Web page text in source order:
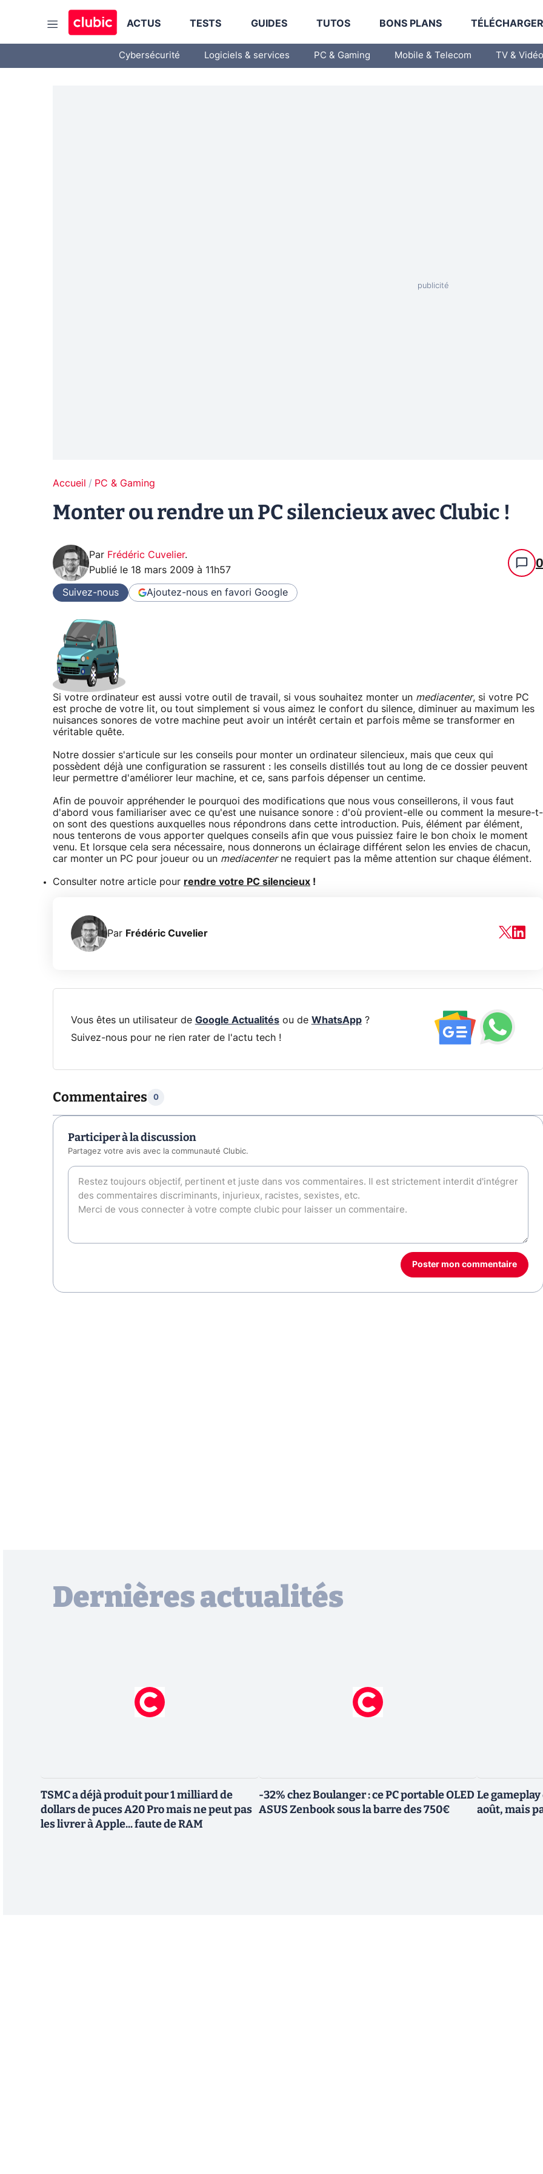
ACTUS TESTS GUIDES TUTOS BONS PLANS
Cybersécurité Logiciels & services PC & Gaming Mobile & Telecom TV & Vidéo
Accueil PC & Gaming
Monter ou rendre un PC silencieux avec Clubic !
Par Frédéric Cuvelier.
Publié le 18 mars 2009 à 11h57 0
Suivez-nous Ajoutez-nous en favori Google
Si votre ordinateur est aussi votre outil de travail, si vous souhaitez monter un mediacenter, si votre PC
est proche de votre lit, ou tout simplement si vous aimez le confort du silence, diminuer au maximum les
nuisances sonores de votre machine peut avoir un intérêt certain et parfois même se transformer en
véritable quête.
Notre dossier s'articule sur les conseils pour monter un ordinateur silencieux, mais que ceux qui
possèdent déjà une configuration se rassurent : les conseils distillés tout au long de ce dossier peuvent
leur permettre d'améliorer leur machine, et ce, sans parfois dépenser un centime.
Afin de pouvoir appréhender le pourquoi des modifications que nous vous conseillerons, il vous faut
d'abord vous familiariser avec ce qu'est une nuisance sonore : d'où provient-elle ou comment la mesure-t-
on sont des questions auxquelles nous répondrons dans cette introduction. Puis, élément par élément,
nous tenterons de vous apporter quelques conseils afin que vous puissiez faire le bon choix le moment
venu. Et lorsque cela sera nécessaire, nous donnerons un éclairage différent selon les envies de chacun,
car monter un PC pour joueur ou un mediacenterne requiert pas la même attention sur chaque élément.
Consulter notre article pour rendre votre PC silencieux !
Par Frédéric Cuvelier
Vous êtes un utilisateur de Google Actualitésou de WhatsApp?
Suivez-nous pour ne rien rater de l'actu tech !
Commentaires 0
Participer à la discussion
Partagez votre avis avec la communauté Clubic.
Poster mon commentaire
Dernières actualités
TSMC a déjà produit pour 1 milliard de
dollars de puces A20 Pro mais ne peut pas
les livrer à Apple... faute de RAM
-32% chez Boulanger : ce PC portable OLED
ASUS Zenbook sous la barre des 750€
Le gameplay
août, mais